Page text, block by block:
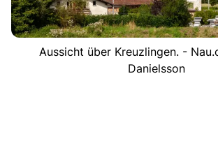
Aussicht über Kreuzlingen. -
Danielsson